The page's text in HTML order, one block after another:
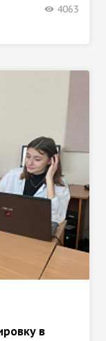
4063
в